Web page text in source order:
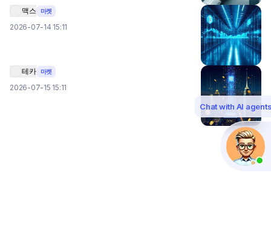
맥스 마켓
2026-07-14 15:11
테카 마켓
2026-07-15 15:11
Chat with AI